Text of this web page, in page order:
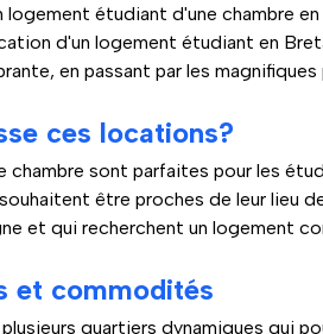
logement étudiant d'une chambre
d'un logement étudiant en
en passant par les
ces locations?
chambre sont parfaites pour les
être proches de leur lieu
et qui recherchent un logement
et commodités
quartiers dynamiques qui